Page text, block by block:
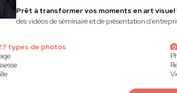
Prêt à transformer vos moments en art visuel
des vidéos de séminaire et de présentation
types de photos